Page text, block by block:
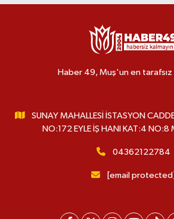
Haber 49, Muş'un en
SUNAY MAHALLESİ İSTASYON
NO:172 EYLE İŞ HANI KAT:4 NO:8
04362122784
[email protected]